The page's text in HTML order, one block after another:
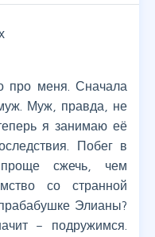
про меня. Сначала
Муж, правда, не
я занимаю её
Побег в
сжечь, чем
со странной
Элианы?
– подружимся.